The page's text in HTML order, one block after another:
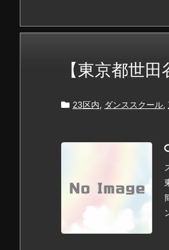
【東京都世
23区内, ダンススクール,